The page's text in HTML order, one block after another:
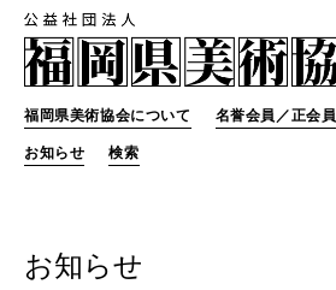
福岡県美術協会について 名誉会員／正会員
お知らせ 検索
お知らせ